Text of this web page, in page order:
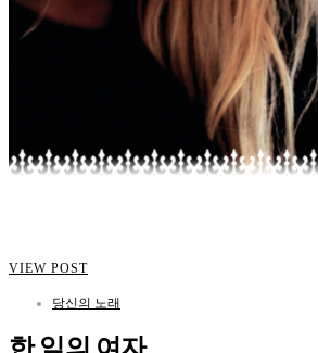
VIEW POST
당신의 노래